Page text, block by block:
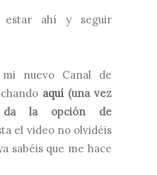
estar ahí y seguir
nuevo Canal de
aquí(una vez
la opción de
el video no olvidéis
sabéis que me hace